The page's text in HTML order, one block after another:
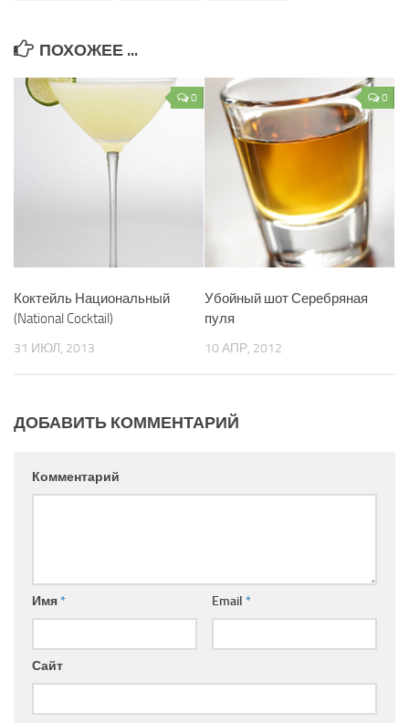
ПОХОЖЕЕ ...
0
Коктейль Национальный
(National Cocktail)
31 ИЮЛ, 2013
0
Убойный шот Серебряная
пуля
10 АПР, 2012
ДОБАВИТЬ КОММЕНТАРИЙ
Комментарий
Имя* Email *
Сайт